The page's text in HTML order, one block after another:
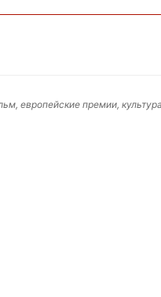
европейские премии,